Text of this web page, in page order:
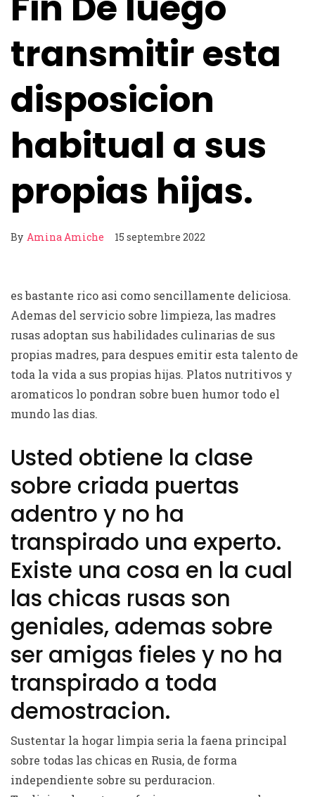
transmitir esta
disposicion
habitual a sus
propias hijas.
By Amina Amiche 15 septembre 2022
es bastante rico asi­ como sencillamente deliciosa.
Ademas del servicio sobre limpieza, las madres
rusas adoptan sus habilidades culinarias de sus
propias madres, para despues emitir esta talento de
toda la vida a sus propias hijas. Platos nutritivos y
aromaticos lo pondran sobre buen humor todo el
mundo las dias.
Usted obtiene la clase
sobre criada puertas
adentro y no ha
transpirado una experto.
Existe una cosa en la cual
las chicas rusas son
geniales, ademas sobre
ser amigas fieles y no ha
transpirado a toda
demostracion.
Sustentar la hogar limpia seri­a la faena principal
sobre todas las chicas en Rusia, de forma
independiente sobre su perduracion.